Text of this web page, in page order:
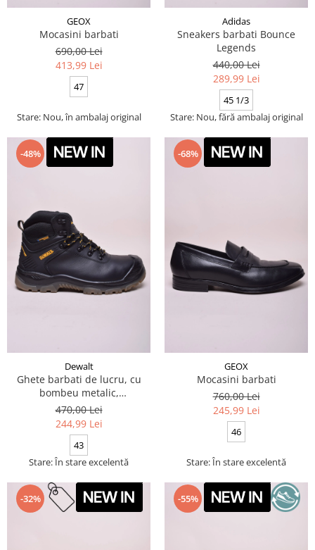
GEOX
Mocasini barbati
690,00 Lei
413,99 Lei
47
Stare: Nou, în ambalaj original
Adidas
Sneakers barbati Bounce
Legends
440,00 Lei
289,99 Lei
45 1/3
Stare: Nou, fără ambalaj original
-48%
Dewalt
Ghete barbati de lucru, cu
bombeu metalic,
impermeabile
470,00 Lei
244,99 Lei
43
Stare: În stare excelentă
-68%
GEOX
Mocasini barbati
760,00 Lei
245,99 Lei
46
Stare: În stare excelentă
-32% -55%